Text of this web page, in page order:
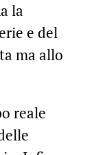
la
e del
ma allo
reale